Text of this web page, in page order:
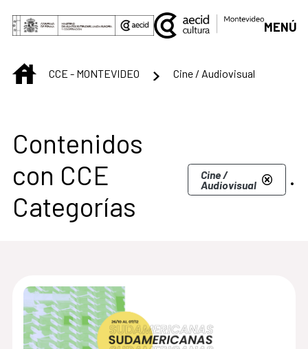
Saltar al contenido principal
MENÚ
INICIOCCE - MONTEVIDEO Cine / Audiovisual
Centro Cultural de
Contenidos
con CCE
Categorías
Cine /
Audiovisual .